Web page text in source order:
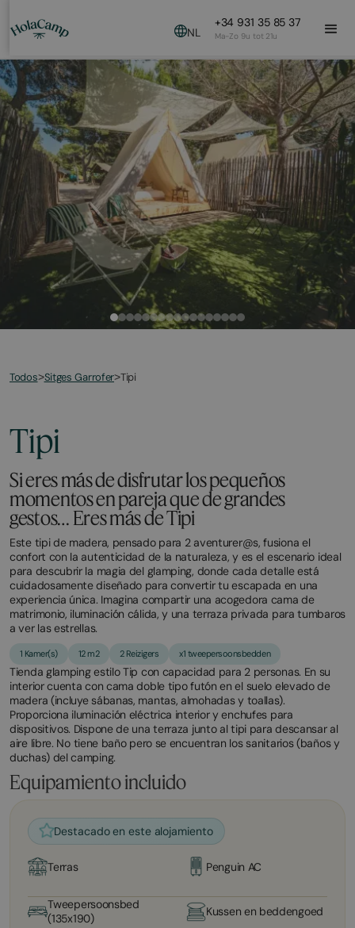
NL
+34 931 35 85 37
Ma-Zo 9u tot 21u
Todos>Sitges Garrofer>Tipi
Tipi
Si eres más de disfrutar los pequeños
momentos en pareja que de grandes
gestos… Eres más de Tipi
Este tipi de madera, pensado para 2 aventurer@s, fusiona el
confort con la autenticidad de la naturaleza, y es el escenario ideal
para descubrir la magia del glamping, donde cada detalle está
cuidadosamente diseñado para convertir tu escapada en una
experiencia única. Imagina compartir una acogedora cama de
matrimonio, iluminación cálida, y una terraza privada para tumbaros
a ver las estrellas.
1 Kamer(s) 12 m2 2 Reizigers x1 tweepersoonsbedden
Tienda glamping estilo Tip con capacidad para 2 personas. En su
interior cuenta con cama doble tipo futón en el suelo elevado de
madera (incluye sábanas, mantas, almohadas y toallas).
Proporciona iluminación eléctrica interior y enchufes para
dispositivos. Dispone de una terraza junto al tipi para descansar al
aire libre. No tiene baño pero se encuentran los sanitarios (baños y
duchas) del camping.
Equipamiento incluido
Destacado en este alojamiento
Terras Penguin AC
Tweepersoonsbed
(135x190)
Kussen en beddengoed